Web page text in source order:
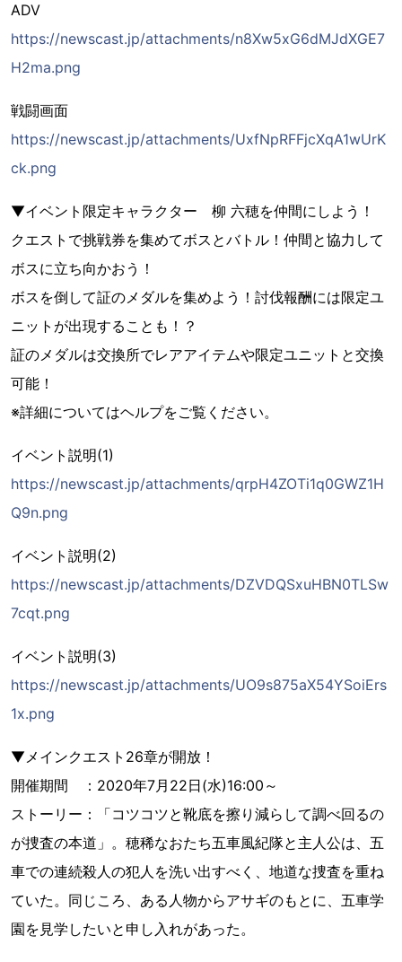
ADV
https://newscast.jp/attachments/n8Xw5xG6dMJdXGE7
H2ma.png
戦闘画面
https://newscast.jp/attachments/UxfNpRFFjcXqA1wUrK
ck.png
▼イベント限定キャラクター 柳 六穂を仲間にしよう！
クエストで挑戦券を集めてボスとバトル！仲間と協力して
ボスに立ち向かおう！
ボスを倒して証のメダルを集めよう！討伐報酬には限定ユ
ニットが出現することも！？
証のメダルは交換所でレアアイテムや限定ユニットと交換
可能！
※詳細についてはヘルプをご覧ください。
イベント説明(1)
https://newscast.jp/attachments/qrpH4ZOTi1q0GWZ1H
Q9n.png
イベント説明(2)
https://newscast.jp/attachments/DZVDQSxuHBN0TLSw
7cqt.png
イベント説明(3)
https://newscast.jp/attachments/UO9s875aX54YSoiErs
1x.png
▼メインクエスト26章が開放！
開催期間 ：2020年7月22日(水)16:00～
ストーリー：「コツコツと靴底を擦り減らして調べ回るの
が捜査の本道」。穂稀なおたち五車風紀隊と主人公は、五
車での連続殺人の犯人を洗い出すべく、地道な捜査を重ね
ていた。同じころ、ある人物からアサギのもとに、五車学
園を見学したいと申し入れがあった。